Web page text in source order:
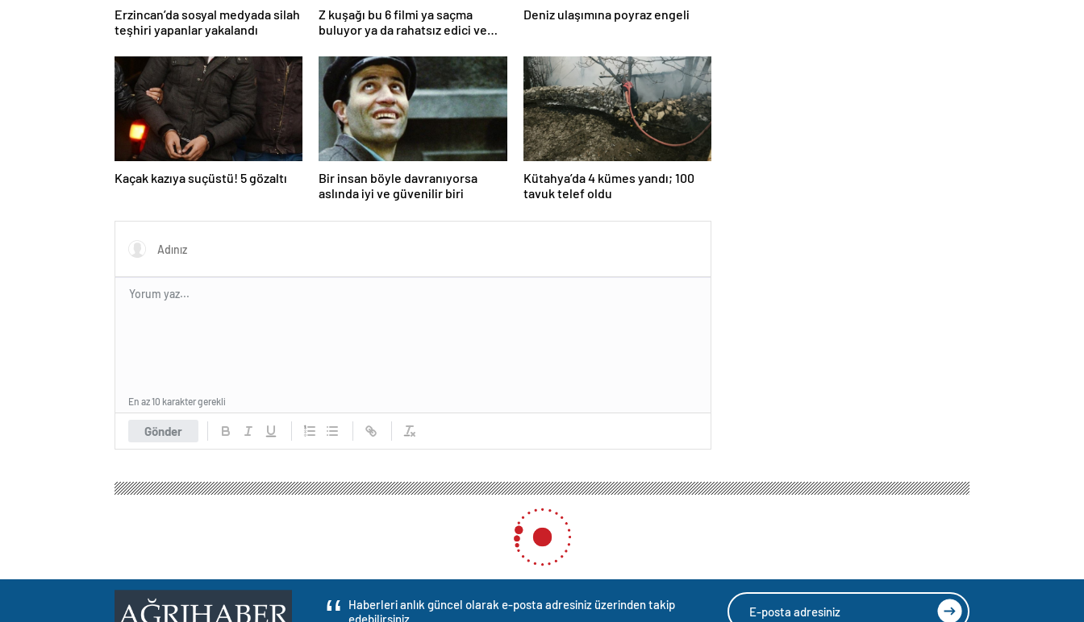
Erzincan’da sosyal medyada silah
teşhiri yapanlar yakalandı
Z kuşağı bu 6 filmi ya saçma
buluyor ya da rahatsız edici ve
Deniz ulaşımına poyraz engeli
Kaçak kazıya suçüstü! 5 gözaltı
Bir insan böyle davranıyorsa
aslında iyi ve güvenilir biri
Kütahya’da 4 kümes yandı; 100
tavuk telef oldu
Gönder
En az 10 karakter gerekli
Haberleri anlık güncel olarak e-posta adresiniz üzerinden takip
edebilirsiniz.